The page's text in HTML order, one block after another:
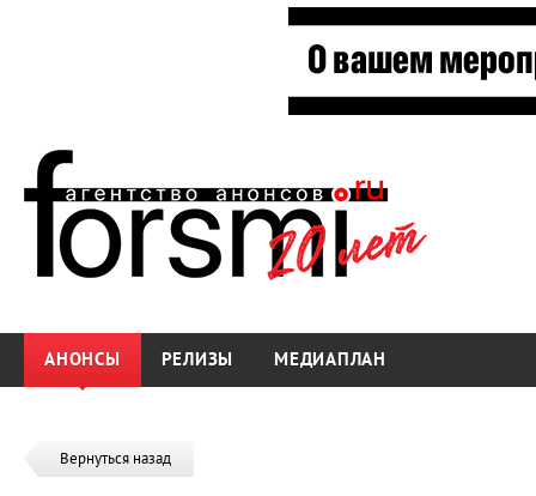
АНОНСЫ РЕЛИЗЫ МЕДИАПЛАН
Вернуться назад